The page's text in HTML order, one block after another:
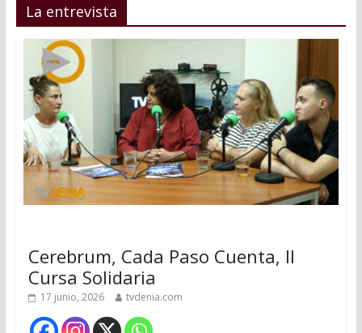
La entrevista
Cerebrum, Cada Paso Cuenta, II
Cursa Solidaria
17 junio, 2026 tvdenia.com